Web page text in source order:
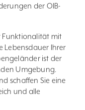
der OIB-
Funktionalität mit
Lebensdauer Ihrer
ist der
Umgebung.
schaffen Sie eine
und alle